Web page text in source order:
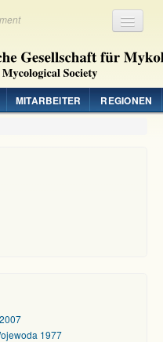
MITARBEITER REGIONEN
1977